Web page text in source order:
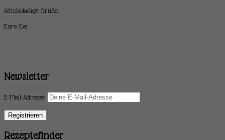
Schokoladige Grüße,
Eure Cat
Newsletter
E-Mail-Adresse:
Rezeptefinder